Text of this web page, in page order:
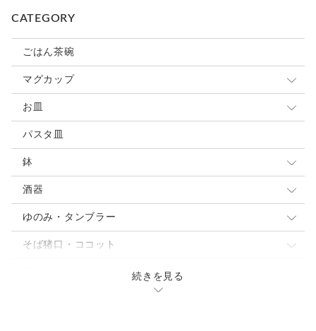
CATEGORY
ごはん茶碗
マグカップ
小さめマグ
大きめマグ
スープカップ
お皿
豆皿
取り皿 ケーキ皿
中皿
パスタ・カレー皿
パスタ皿
鉢
大鉢
中鉢
パスタ・カレー皿
酒器
ぐい呑・杯
とっくり・片口
ゆのみ・タンブラー
ゆのみ
タンブラー・ロングカップ
そば猪口・ココット
蓋もの・シュガーポット続きを見る